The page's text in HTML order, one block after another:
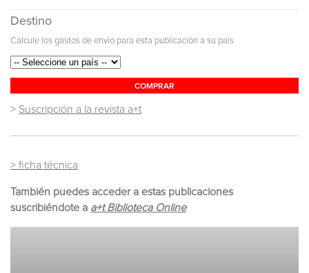
Destino
Calcule los gastos de envío para esta publicación a su país
COMPRAR
> Suscripción a la revista a+t
> ficha técnica
También puedes acceder a estas publicaciones
suscribiéndote a a+t Biblioteca Online